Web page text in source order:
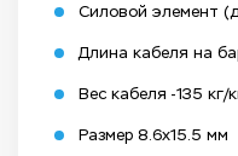
Силовой элемент
Длина кабеля на
Вес кабеля -135 кг/
Размер 8.6х15.5 мм